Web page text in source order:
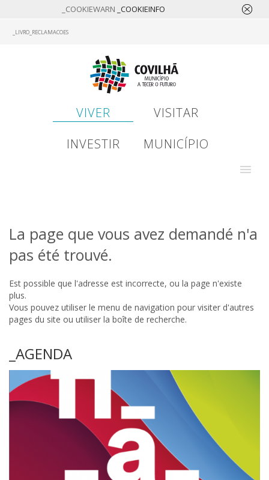
_COOKIEWARN _COOKIEINFO
_LIVRO_RECLAMACOES
VIVER
VISITAR
INVESTIR
MUNICÍPIO
La page que vous avez demandé n'a
pas été trouvé.
Est possible que l'adresse est incorrecte, ou la page n'existe
plus.
Vous pouvez utiliser le menu de navigation pour visiter d'autres
pages du site ou utiliser la boîte de recherche.
_AGENDA